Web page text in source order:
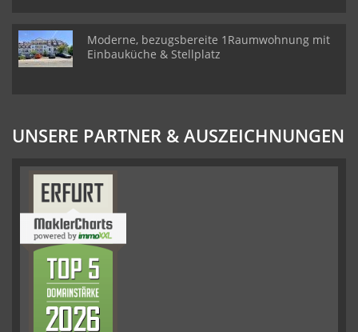
Moderne, bezugsbereite 1Raumwohnung mit
Einbauküche & Stellplatz
UNSERE PARTNER & AUSZEICHNUNGEN